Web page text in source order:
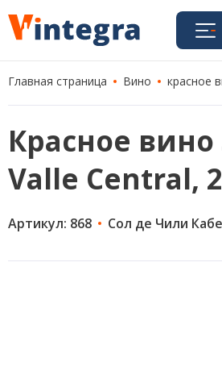
Главная страница Вино красное
Красное вино
Valle Central,
Артикул: 868 Сол де Чили